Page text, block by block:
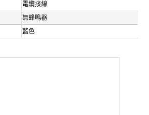
電纜接線
無蜂鳴器
藍色